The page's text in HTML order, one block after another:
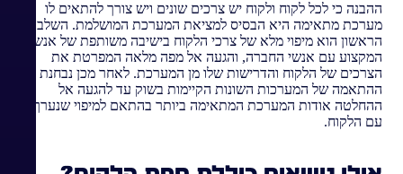
ההבנה כי לכל לקוח ולקוח יש צרכים שונים ויש צורך להתאים לו
מערכת מתאימה היא הבסיס למציאת המערכת המושלמת. השלב
הראשון הוא מיפוי מלא של צרכי הלקוח בישיבה משותפת של אנשי
המקצוע עם אנשי החברה, והגעה אל מפה מלאה המפרטת את
הצרכים של הלקוח והדרישות שלו מן המערכת. לאחר מכן נבחנת
ההתאמה של המערכות השונות הקיימות בשוק עד להגעה אל
ההחלטה אודות המערכת המתאימה ביותר בהתאם למיפוי שנערך
עם הלקוח.